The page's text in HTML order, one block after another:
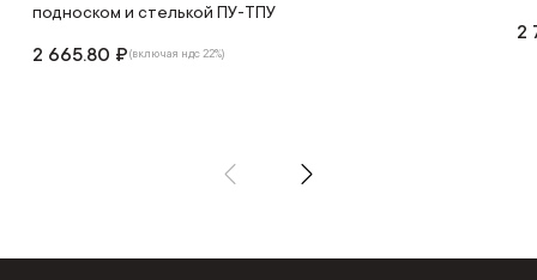
подноском и стелькой ПУ-ТПУ
2 665.80 ₽(включая ндс 22%)
2